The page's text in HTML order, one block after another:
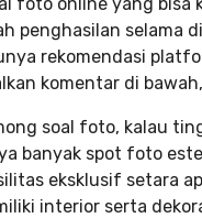
penghasilan selama
rekomendasi
komentar di
soal foto, kalau
banyak spot foto
eksklusif setara
interior serta